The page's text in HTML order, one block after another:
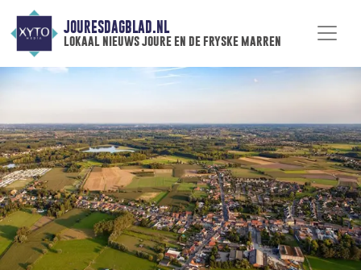
JOURESDAGBLAD.NL
lokaal nieuws joure en de fryske marren